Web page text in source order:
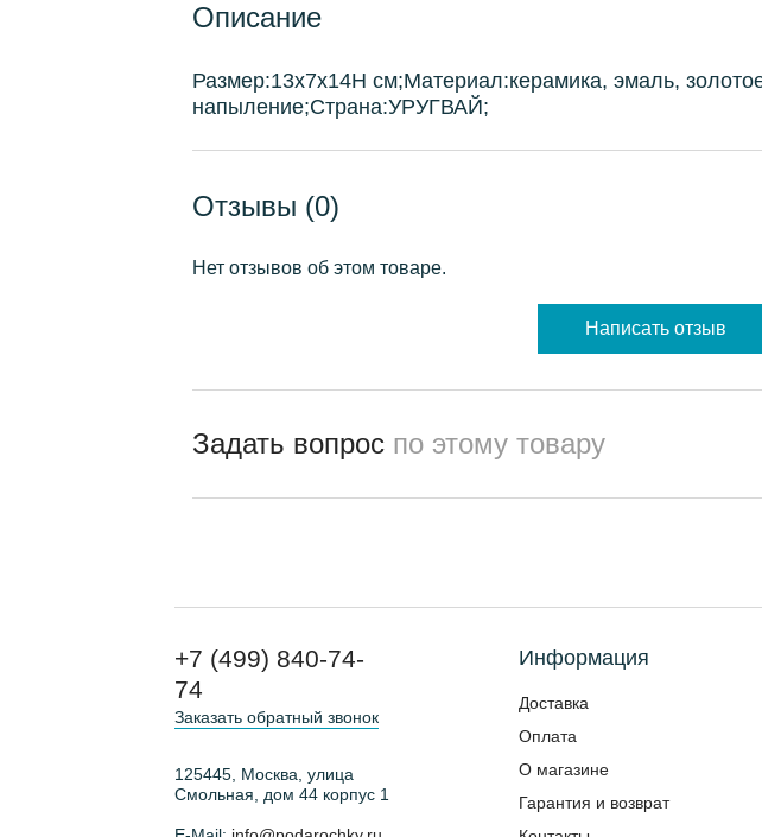
Описание
Размер:13х7х14H см;Материал:керамика, эмаль,
напыление;Страна:УРУГВАЙ;
Отзывы (0)
Нет отзывов об этом товаре.
Написать отзыв
Задать вопрос по этому товару
+7 (499) 840-74-
74
Заказать обратный звонок
125445, Москва, улица
Смольная, дом 44 корпус 1
Информация
Доставка
Оплата
О магазине
Гарантия и возврат